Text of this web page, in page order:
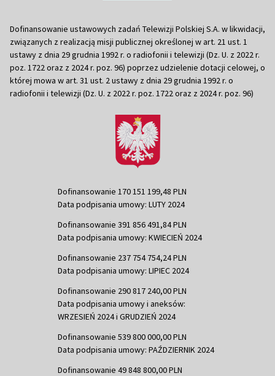
Dofinansowanie ustawowych zadań Telewizji Polskiej S.A. w likwidacji,
związanych z realizacją misji publicznej określonej w art. 21 ust. 1
ustawy z dnia 29 grudnia 1992 r. o radiofonii i telewizji (Dz. U. z 2022 r.
poz. 1722 oraz z 2024 r. poz. 96) poprzez udzielenie dotacji celowej, o
której mowa w art. 31 ust. 2 ustawy z dnia 29 grudnia 1992 r. o
radiofonii i telewizji (Dz. U. z 2022 r. poz. 1722 oraz z 2024 r. poz. 96)
Dofinansowanie 170 151 199,48 PLN
Data podpisania umowy: LUTY 2024
Dofinansowanie 391 856 491,84 PLN
Data podpisania umowy: KWIECIEŃ 2024
Dofinansowanie 237 754 754,24 PLN
Data podpisania umowy: LIPIEC 2024
Dofinansowanie 290 817 240,00 PLN
Data podpisania umowy i aneksów:
WRZESIEŃ 2024 i GRUDZIEŃ 2024
Dofinansowanie 539 800 000,00 PLN
Data podpisania umowy: PAŹDZIERNIK 2024
Dofinansowanie 49 848 800,00 PLN